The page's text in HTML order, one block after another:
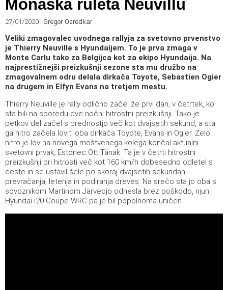
Monaška ruleta Neuvillu
27/01/2020 | Gregor Osredkar
Veliki zmagovalec uvodnega rallyja za svetovno prvenstvo
je Thierry Neuville s Hyundaijem. To je prva zmaga v
Monte Carlu tako za Belgijca kot za ekipo Hyundaija. Na
najprestižnejši preizkušnji sezone sta mu družbo na
zmagovalnem odru delala dirkača Toyote, Sebastien Ogier
na drugem in Elfyn Evans na tretjem mestu.
Thierry Neuville je rally odlično začel že prvi dan, v četrtek, ko
sta bili na sporedu dve nočni hitrostni preizkušnji. Tako je
petkov del začel s prednostjo več kot dvajsetih sekund, a sta
ga hitro začela loviti oba dirkača Toyote, Evans in Ogier. Zelo
hitro je lov na novega moštvenega kolega končal aktualni
svetovni prvak, Estonec Ott Tänak. Ta je v četrti hitrostni
preizkušnji pri hitrosti več kot 160 km/h dobesedno odletel s
ceste in se ustavil šele po skoraj dvajsetih sekundah
prevračanja, letenja in podiranja dreves. Na srečo sta jo oba s
sovoznikom Martinom Järveojo odnesla brez poškodb, njun
Hyundai i20 Coupe WRC pa je bil popolnoma uničen.